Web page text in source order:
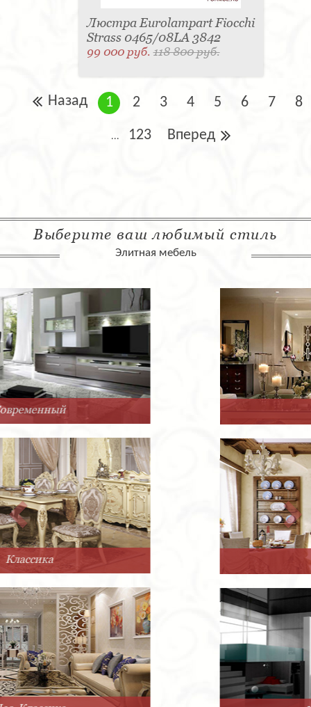
Люстра Eurolampart Fiocchi
Strass 0465/08LA 3842
99 000 руб.118 800 руб.
Назад 1 2 3 4 5 6 7 8
... 123 Вперед
Выберите ваш любимый стиль
Элитная мебель